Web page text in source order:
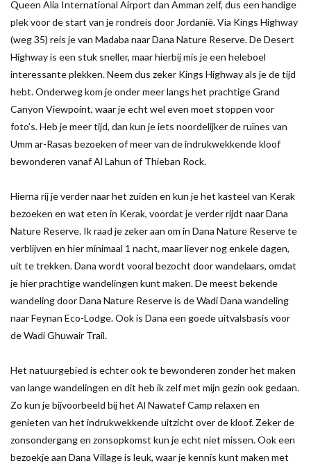
Queen Alia International Airport dan Amman zelf, dus een handige
plek voor de start van je rondreis door Jordanië. Via Kings Highway
(weg 35) reis je van Madaba naar Dana Nature Reserve. De Desert
Highway is een stuk sneller, maar hierbij mis je een heleboel
interessante plekken. Neem dus zeker Kings Highway als je de tijd
hebt. Onderweg kom je onder meer langs het prachtige Grand
Canyon Viewpoint, waar je echt wel even moet stoppen voor
foto’s. Heb je meer tijd, dan kun je iets noordelijker de ruïnes van
Umm ar-Rasas bezoeken of meer van de indrukwekkende kloof
bewonderen vanaf Al Lahun of Thieban Rock.
Hierna rij je verder naar het zuiden en kun je het kasteel van Kerak
bezoeken en wat eten in Kerak, voordat je verder rijdt naar Dana
Nature Reserve. Ik raad je zeker aan om in Dana Nature Reserve te
verblijven en hier minimaal 1 nacht, maar liever nog enkele dagen,
uit te trekken. Dana wordt vooral bezocht door wandelaars, omdat
je hier prachtige wandelingen kunt maken. De meest bekende
wandeling door Dana Nature Reserve is de Wadi Dana wandeling
naar Feynan Eco-Lodge. Ook is Dana een goede uitvalsbasis voor
de Wadi Ghuwair Trail.
Het natuurgebied is echter ook te bewonderen zonder het maken
van lange wandelingen en dit heb ik zelf met mijn gezin ook gedaan.
Zo kun je bijvoorbeeld bij het Al Nawatef Camp relaxen en
genieten van het indrukwekkende uitzicht over de kloof. Zeker de
zonsondergang en zonsopkomst kun je echt niet missen. Ook een
bezoekje aan Dana Village is leuk, waar je kennis kunt maken met